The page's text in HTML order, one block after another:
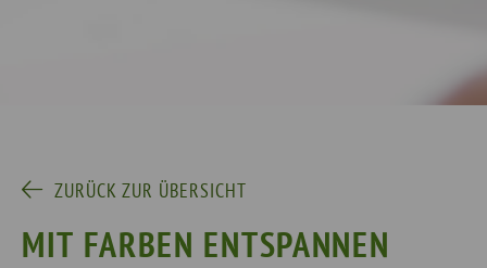
ZURÜCK ZUR ÜBERSICHT
MIT FARBEN ENTSPANNEN